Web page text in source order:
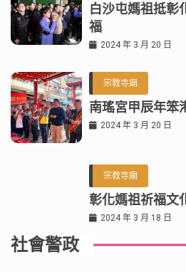
白沙屯媽祖抵彰
福
2024 年 3 月 20 日
宗教寺廟
南瑤宮甲辰年笨
2024 年 3 月 20 日
宗教寺廟
彰化媽祖祈福文
2024 年 3 月 18 日
社會警政